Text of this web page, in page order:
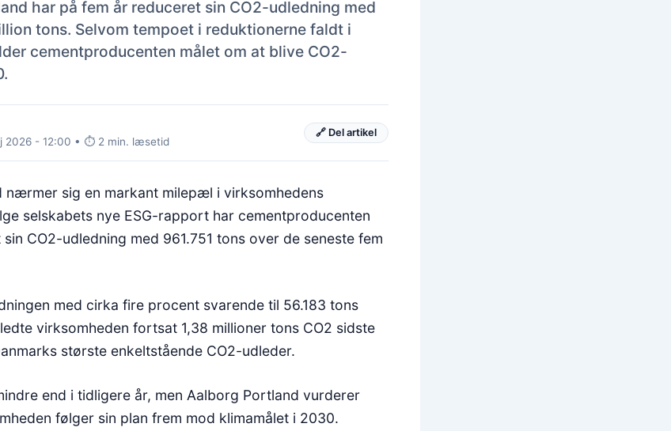
har på fem år reduceret sin CO2-udledning med
tons. Selvom tempoet i reduktionerne faldt i
cementproducenten målet om at blive CO2-
2026 - 12:00 • ⏱️ 2 min. læsetid
🔗 Del artikel
nærmer sig en markant milepæl i virksomhedens
selskabets nye ESG-rapport har cementproducenten
CO2-udledning med 961.751 tons over de seneste fem
med cirka fire procent svarende til 56.183 tons
virksomheden fortsat 1,38 millioner tons CO2 sidste
største enkeltstående CO2-udleder.
end i tidligere år, men Aalborg Portland vurderer
følger sin plan frem mod klimamålet i 2030.